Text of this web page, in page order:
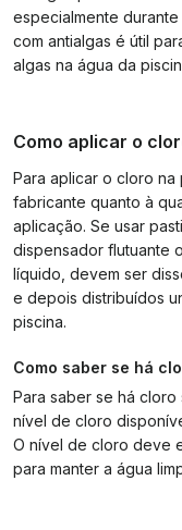
especialmente durante
com antialgas é útil
algas na água da
Como aplicar o
Para aplicar o cloro
fabricante quanto à
aplicação. Se usar
dispensador flutuante
líquido, devem ser
e depois distribuídos
piscina.
Como saber se há
Para saber se há
nível de cloro
O nível de cloro deve
para manter a água